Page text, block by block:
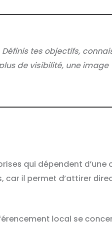
tes objectifs,
de visibilité, une image
qui dépendent d’une
car il permet d’attirer
local se